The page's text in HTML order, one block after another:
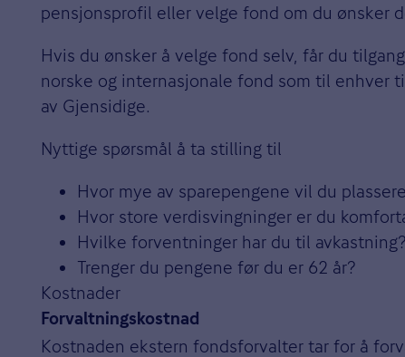
pensjonsprofil eller velge fond om du ønsker
Hvis du ønsker å velge fond selv, får du
norske og internasjonale fond som til enhver
av Gjensidige.
Nyttige spørsmål å ta stilling til
Hvor mye av sparepengene vil du
Hvor store verdisvingninger er du
Hvilke forventninger har du til avkastning?
Trenger du pengene før du er 62 år? ​​
Kostnader
Forvaltningskostnad
Kostnaden ekstern fondsforvalter tar for å